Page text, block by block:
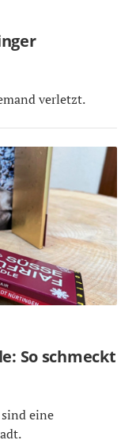
verletzt.
So schmeckt
eine